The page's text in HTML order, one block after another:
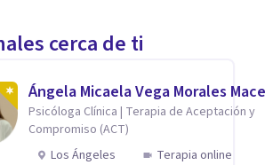
cerca de ti
Ángela Micaela Vega Morales
Psicóloga Clínica | Terapia de Aceptación y
Compromiso (ACT)
Los Ángeles
Terapia online